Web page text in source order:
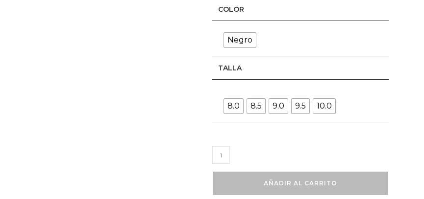
COLOR
Negro
TALLA
8.0 8.5 9.0 9.5 10.0
Bota
Seal
AÑADIR AL CARRITO